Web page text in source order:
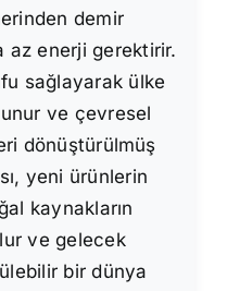
demir
az enerji gerektirir.
sağlayarak ülke
ve çevresel
dönüştürülmüş
yeni ürünlerin
kaynakların
ve gelecek
bir dünya